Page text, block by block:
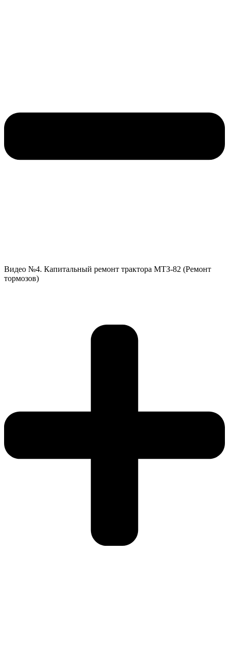
Видео №4. Капитальный ремонт трактора МТЗ-82 (Ремонт
тормозов)